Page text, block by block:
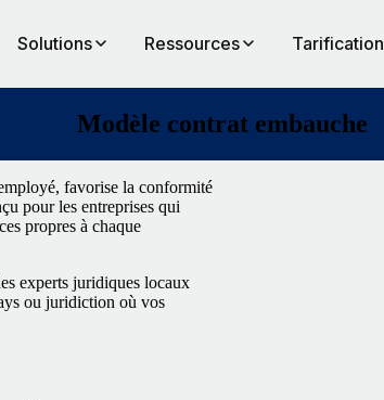
Solutions Ressources Tarification
Modèle contrat embauche
favorise la conformité
pour les entreprises qui
propres à chaque
experts juridiques locaux
ou juridiction où vos